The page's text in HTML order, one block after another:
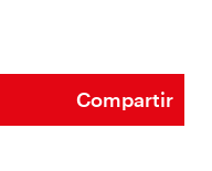
Compartir